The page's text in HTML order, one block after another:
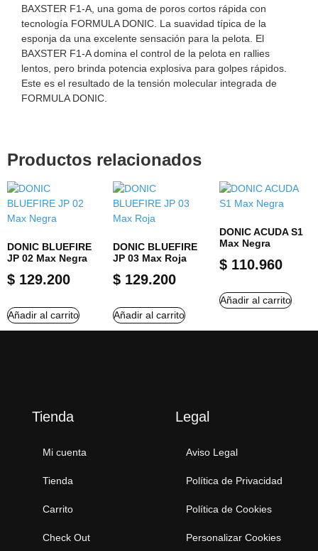
BAXSTER F1-A, una goma de poros cortos rápida con
tecnología FORMULA DONIC. La suavidad típica de la
esponja da una excelente sensación para la pelota. El
BAXSTER F1-A domina el control de la pelota en rallies
lentos, pero brinda potencia explosiva para golpes rápidos.
Este es el resultado de la tensión molecular integrada de
FORMULA DONIC.
Productos relacionados
DONIC BLUEFIRE
JP 02 Max Negra
$ 129.200
Añadir al carrito
DONIC BLUEFIRE
JP 03 Max Roja
$ 129.200
Añadir al carrito
DONIC ACUDA S1
Max Negra
$110.960
Añadir al carrito
Tienda
Mi cuenta
Tienda
Carrito
Check Out
Legal
Aviso Legal
Política de Privacidad
Política de Cookies
Personalizar Cookies